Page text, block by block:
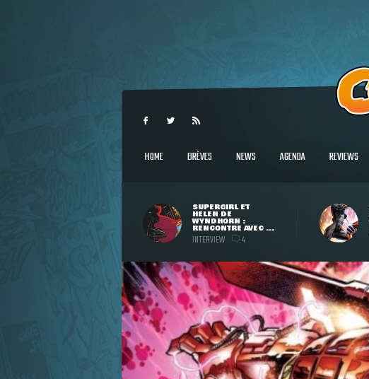
HOME BRÈVES NEWS AGENDA REVIEWS
SUPERGIRL ET
HELEN DE
WYNDHORN :
RENCONTRE AVEC ...
INTERVIEW 4